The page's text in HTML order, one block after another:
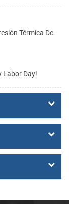
Térmica De
Labor Day!